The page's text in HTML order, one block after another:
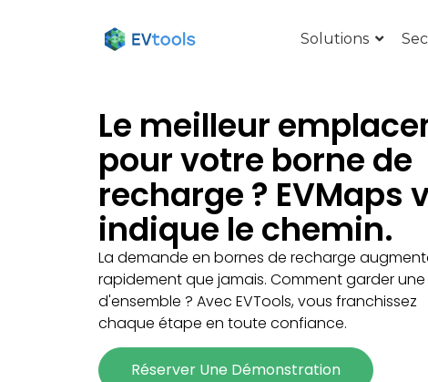
Solutions
Le meilleur
pour votre borne de
recharge ? EVMaps
indique le chemin.
La demande en bornes de recharge
rapidement que jamais. Comment garder une
d'ensemble ? Avec EVTools, vous franchissez
chaque étape en toute confiance.
Réserver Une Démonstration